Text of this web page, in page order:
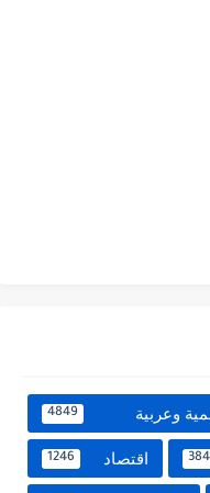
وعربية 4849
384 اقتصاد 1246